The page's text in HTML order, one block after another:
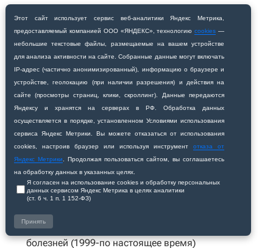
Л.И. Бугаева– к.м.н., ассистент кафедры
внутренних болезней (1999-2013 гг.)
В.А. Ананенко– к.м.н., ассистент кафедры
внутренних болезней (1999-по наст. время)
И.П. Солуянова- к.м.н., ассистент кафедры
внутренних болезней (2013-2017 гг.)
Л.М. Сирик- к.м.н., ассистент кафедры
внутренних болезней (1999-2019 гг.)
А.Н.Собко
болезней (1999-по настоящее время)
Этот сайт использует сервис веб‑аналитики Яндекс Метрика,
предоставляемый компанией ООО «ЯНДЕКС», технологиюcookies —
небольшие текстовые файлы, размещаемые на вашем устройстве
для анализа активности на сайте. Собранные данные могут включать
IP‑адрес (частично анонимизированный), информацию о браузере и
устройстве, геолокацию (при наличии разрешения) и действия на
сайте (просмотры страниц, клики, скроллинг). Данные передаются
Яндексу и хранятся на серверах в РФ. Обработка данных
осуществляется в порядке, установленном Условиями использования
сервиса Яндекс Метрики. Вы можете отказаться от использования
cookies, настроив браузер или используя инструментотказа от
Яндекс Метрики . Продолжая пользоваться сайтом, вы соглашаетесь
на обработку данных в указанных целях.
Я согласен на использование cookies и обработку персональных
данных сервисом Яндекс Метрика в целях аналитики
(ст. 6 ч. 1 п. 1 152‑ФЗ)
Принять